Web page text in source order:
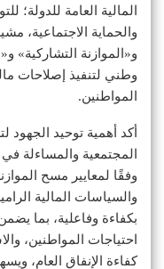
المالية العامة للدولة؛
والحماية الاجتماعية،
و«الموازنة التشاركية»
وطني لتنفيذ إصلاحات
المواطنين.
أكد أهمية توحيد الجهود
المجتمعية والمساءلة في
وفقًا لمعايير مسح
والسياسات المالية
بكفاءة وفاعلية، بما
احتياجات المواطنين،
كفاءة الإنفاق العام،